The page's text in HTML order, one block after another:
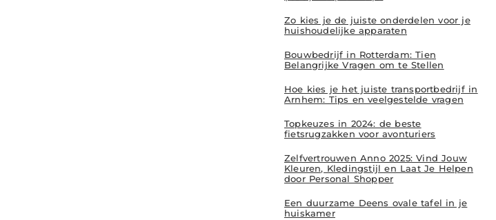
Zo kies je de juiste onderdelen voor je
huishoudelijke apparaten
Bouwbedrijf in Rotterdam: Tien
Belangrijke Vragen om te Stellen
Hoe kies je het juiste transportbedrijf in
Arnhem: Tips en veelgestelde vragen
Topkeuzes in 2024: de beste
fietsrugzakken voor avonturiers
Zelfvertrouwen Anno 2025: Vind Jouw
Kleuren, Kledingstijl en Laat Je Helpen
door Personal Shopper
Een duurzame Deens ovale tafel in je
huiskamer